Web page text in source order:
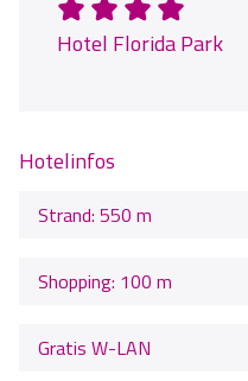
Hotel Florida Park
Hotelinfos
Strand: 550 m
Shopping: 100 m
Gratis W-LAN